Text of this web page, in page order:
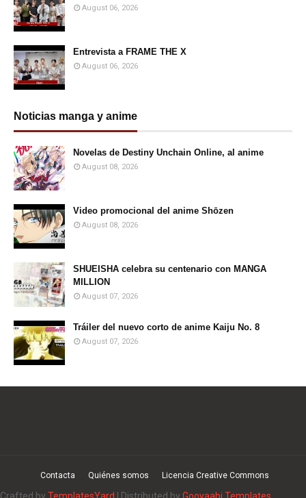
August 06, 2026
Entrevista a FRAME THE X
August 06, 2026
Noticias manga y anime
Novelas de Destiny Unchain Online, al anime
August 08, 2026
Video promocional del anime Shōzen
August 08, 2026
SHUEISHA celebra su centenario con MANGA
MILLION
August 07, 2026
Tráiler del nuevo corto de anime Kaiju No. 8
August 07, 2026
Contacta Quiénes somos Licencia Creative Commons